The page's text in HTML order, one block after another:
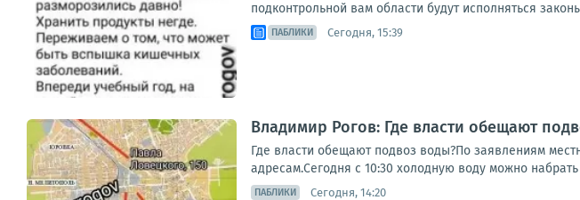
подконтрольной вам области будут исполняться
ПАБЛИКИ Сегодня, 15:39
Владимир Рогов: Где власти обещают
Где власти обещают подвоз воды?По заявлениям
адресам.Сегодня с 10:30 холодную воду можно
ПАБЛИКИ Сегодня, 14:20